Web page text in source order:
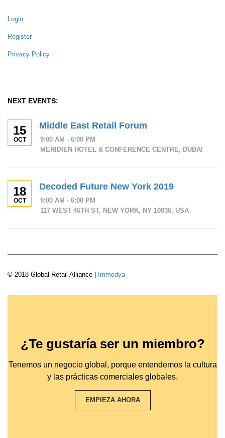
Login
Register
Privacy Policy
NEXT EVENTS:
15
OCT
Middle East Retail Forum
9:00 AM - 6:00 PM
MERIDIEN HOTEL & CONFERENCE CENTRE, DUBAI
18
OCT
Decoded Future New York 2019
9:00 AM - 6:00 PM
117 WEST 46TH ST, NEW YORK, NY 10036, USA
© 2018 Global Retail Alliance | Immedya
¿Te gustaría ser un miembro?
Tenemos un negocio global, porque entendemos la cultura
y las prácticas comerciales globales.
EMPIEZA AHORA